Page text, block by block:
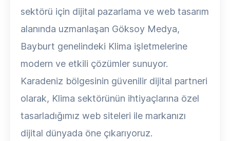
sektörü için dijital pazarlama ve web tasarım
alanında uzmanlaşan Göksoy Medya,
Bayburt genelindeki Klima işletmelerine
modern ve etkili çözümler sunuyor.
Karadeniz bölgesinin güvenilir dijital partneri
olarak, Klima sektörünün ihtiyaçlarına özel
tasarladığımız web siteleri ile markanızı
dijital dünyada öne çıkarıyoruz.